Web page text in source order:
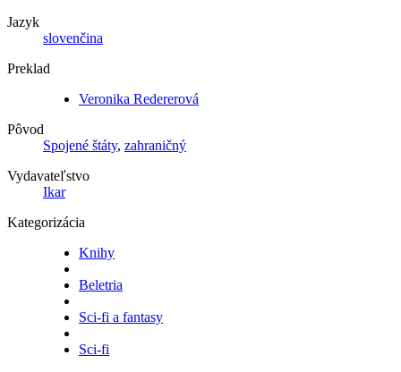
Jazyk
slovenčina
Preklad
Veronika Redererová
Pôvod
Spojené štáty, zahraničný
Vydavateľstvo
Ikar
Kategorizácia
Knihy
Beletria
Sci-fi a fantasy
Sci-fi